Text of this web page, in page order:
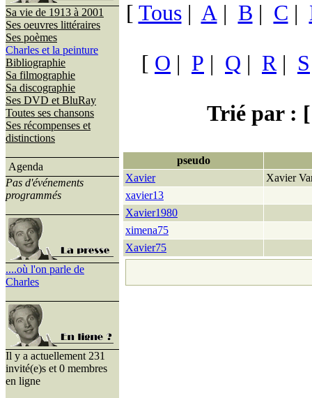
Sa vie de 1913 à 2001
Ses oeuvres littéraires
Ses poèmes
Charles et la peinture
Bibliographie
Sa filmographie
Sa discographie
Ses DVD et BluRay
Toutes ses chansons
Ses récompenses et
distinctions
Agenda
Pas d'événements
programmés
....où l'on parle de
Charles
Il y a actuellement 231
invité(e)s et 0 membres
en ligne
[ Tous| A| B | C |
[ O | P | Q | R| S
Trié par : [
pseudo
Xavier
Xavier
xavier13
Xavier1980
ximena75
Xavier75